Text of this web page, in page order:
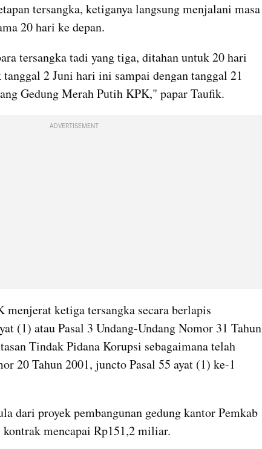
tersangka, ketiganya langsung menjalani masa
20 hari ke depan.
tersangka tadi yang tiga, ditahan untuk 20 hari
2 Juni hari ini sampai dengan tanggal 21
Gedung Merah Putih KPK," papar Taufik.
ADVERTISEMENT
menjerat ketiga tersangka secara berlapis
(1) atau Pasal 3 Undang-Undang Nomor 31 Tahun
Tindak Pidana Korupsi sebagaimana telah
20 Tahun 2001, juncto Pasal 55 ayat (1) ke-1
dari proyek pembangunan gedung kantor Pemkab
mencapai Rp151,2 miliar.